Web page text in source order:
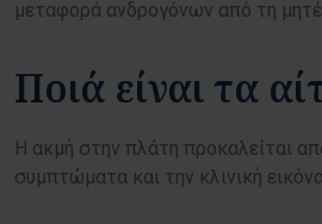
μεταφορά ανδρογόνων από τη
Ποιά είναι τα
Η ακμή στην πλάτη προκαλείται
συμπτώματα και την κλινική